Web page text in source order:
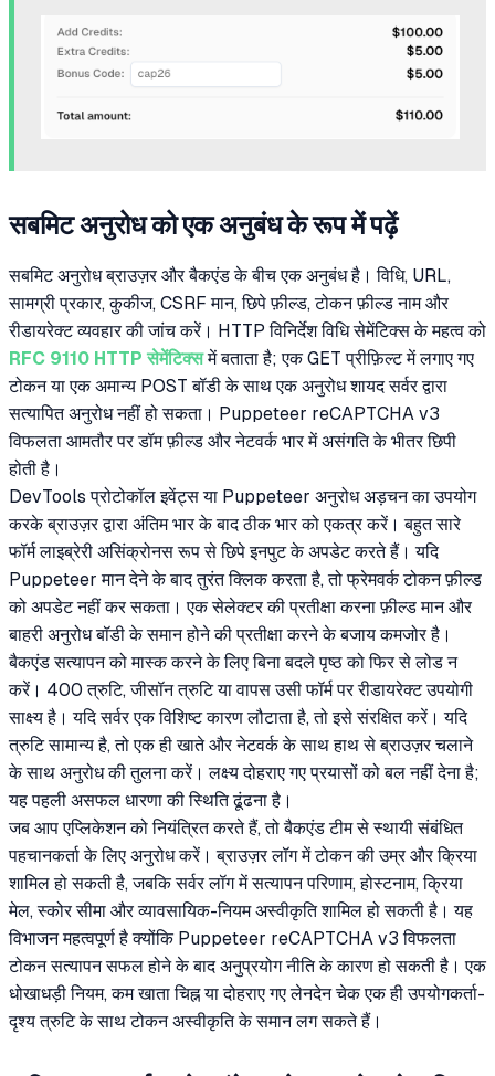
सबमिट अनुरोध को एक अनुबंध के रूप में पढ़ें
सबमिट अनुरोध ब्राउज़र और बैकएंड के बीच एक अनुबंध है। विधि, URL,
सामग्री प्रकार, कुकीज, CSRF मान, छिपे फ़ील्ड, टोकन फ़ील्ड नाम और
रीडायरेक्ट व्यवहार की जांच करें। HTTP विनिर्देश विधि सेमेंटिक्स के महत्व को
RFC 9110 HTTP सेमेंटिक्समें बताता है; एक GET प्रीफ़िल्ट में लगाए गए
टोकन या एक अमान्य POST बॉडी के साथ एक अनुरोध शायद सर्वर द्वारा
सत्यापित अनुरोध नहीं हो सकता। Puppeteer reCAPTCHA v3
विफलता आमतौर पर डॉम फ़ील्ड और नेटवर्क भार में असंगति के भीतर छिपी
होती है।
DevTools प्रोटोकॉल इवेंट्स या Puppeteer अनुरोध अड़चन का उपयोग
करके ब्राउज़र द्वारा अंतिम भार के बाद ठीक भार को एकत्र करें। बहुत सारे
फॉर्म लाइब्रेरी असिंक्रोनस रूप से छिपे इनपुट के अपडेट करते हैं। यदि
Puppeteer मान देने के बाद तुरंत क्लिक करता है, तो फ्रेमवर्क टोकन फ़ील्ड
को अपडेट नहीं कर सकता। एक सेलेक्टर की प्रतीक्षा करना फ़ील्ड मान और
बाहरी अनुरोध बॉडी के समान होने की प्रतीक्षा करने के बजाय कमजोर है।
बैकएंड सत्यापन को मास्क करने के लिए बिना बदले पृष्ठ को फिर से लोड न
करें। 400 त्रुटि, जीसॉन त्रुटि या वापस उसी फॉर्म पर रीडायरेक्ट उपयोगी
साक्ष्य है। यदि सर्वर एक विशिष्ट कारण लौटाता है, तो इसे संरक्षित करें। यदि
त्रुटि सामान्य है, तो एक ही खाते और नेटवर्क के साथ हाथ से ब्राउज़र चलाने
के साथ अनुरोध की तुलना करें। लक्ष्य दोहराए गए प्रयासों को बल नहीं देना है;
यह पहली असफल धारणा की स्थिति ढूंढना है।
जब आप एप्लिकेशन को नियंत्रित करते हैं, तो बैकएंड टीम से स्थायी संबंधित
पहचानकर्ता के लिए अनुरोध करें। ब्राउज़र लॉग में टोकन की उम्र और क्रिया
शामिल हो सकती है, जबकि सर्वर लॉग में सत्यापन परिणाम, होस्टनाम, क्रिया
मेल, स्कोर सीमा और व्यावसायिक-नियम अस्वीकृति शामिल हो सकती है। यह
विभाजन महत्वपूर्ण है क्योंकि Puppeteer reCAPTCHA v3 विफलता
टोकन सत्यापन सफल होने के बाद अनुप्रयोग नीति के कारण हो सकती है। एक
धोखाधड़ी नियम, कम खाता चिह्न या दोहराए गए लेनदेन चेक एक ही उपयोगकर्ता-
दृश्य त्रुटि के साथ टोकन अस्वीकृति के समान लग सकते हैं।